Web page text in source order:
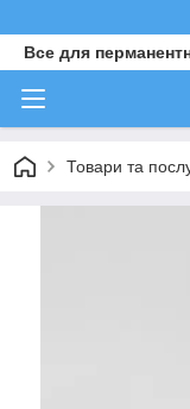
Все для
Товари та